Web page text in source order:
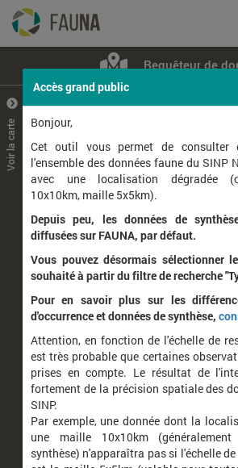
Requêteur de
+
–
Voir la carte
Données
Rang taxonomique :
Affichage de1à 1sur1
Nom latin Nom
Epilecta linogrisea
Accès grand public
Bonjour,
Cet outil vous permet de consulter
l'ensemble des données faune du SINP
avec une localisation dégradée
10x10km, maille 5x5km).
Depuis peu, les données de
diffusées sur FAUNA, par défaut.
Vous pouvez désormais sélectionner
souhaité à partir du filtre de recherche
Pour en savoir plus sur les
d'occurrence et données de synthèse,
Attention, en fonction de l'échelle de
est très probable que certaines
prises en compte. Le résultat de
fortement de la précision spatiale des
SINP.
Par exemple, une donnée dont la
une maille 10x10km
synthèse) n'apparaîtra pas si l'échelle